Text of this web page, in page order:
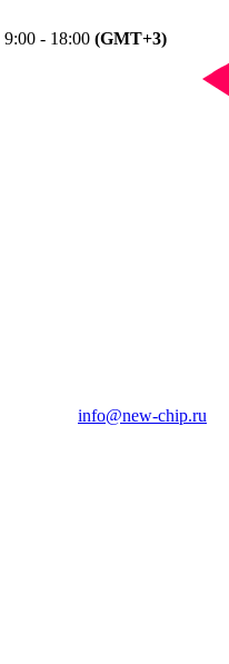
9:00 - 18:00 (GMT+3)
info@new-chip.ru